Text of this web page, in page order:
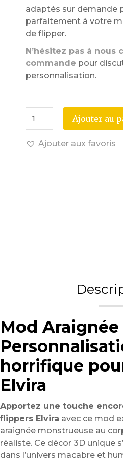
adaptés sur demande
parfaitement à votre
de flipper.
N’hésitez pas à nous
commande pour
personnalisation.
Ajouter au
Ajouter aux favoris
Mod Araignée
horrifique
Elvira
Apportez une touche
flippers Elvira avec ce mod
araignée monstrueuse au
réaliste. Ce décor 3D unique
dans l’univers macabre et